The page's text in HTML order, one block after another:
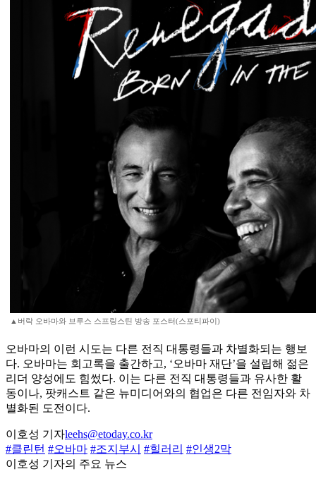
▲버락 오바마와 브루스 스프링스틴 방송 포스터(스포티파이)
오바마의 이런 시도는 다른 전직 대통령들과 차별화되는 행보
다. 오바마는 회고록을 출간하고, ‘오바마 재단’을 설립해 젊은
리더 양성에도 힘썼다. 이는 다른 전직 대통령들과 유사한 활
동이나, 팟캐스트 같은 뉴미디어와의 협업은 다른 전임자와 차
별화된 도전이다.
이호성 기자leehs@etoday.co.kr
#클린턴 #오바마 #조지부시 #힐러리 #인생2막
이호성 기자의 주요 뉴스